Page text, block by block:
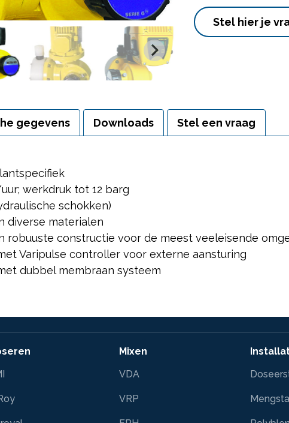
Stel hier je
gegevens Downloads Stel een vraag
werkdruk tot 12 barg
schokken)
diverse materialen
robuuste constructie voor de meest veeleisende
Varipulse controller voor externe aansturing
dubbel membraan systeem
Mixen
VDA
VRP